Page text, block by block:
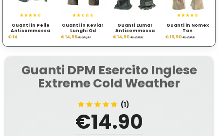
Guanti in Pelle
Antisommossa
€ 14
Guanti in Kevlar
Lunghi Od
€ 14,95€ 29,90
Guanti Eumar
Antisommossa
€ 14,90€ 29,90
Guanti in Nomex
Tan
€ 16,90€ 29,90
Guanti DPM Esercito Inglese
Extreme Cold Weather
(1)
€14.90